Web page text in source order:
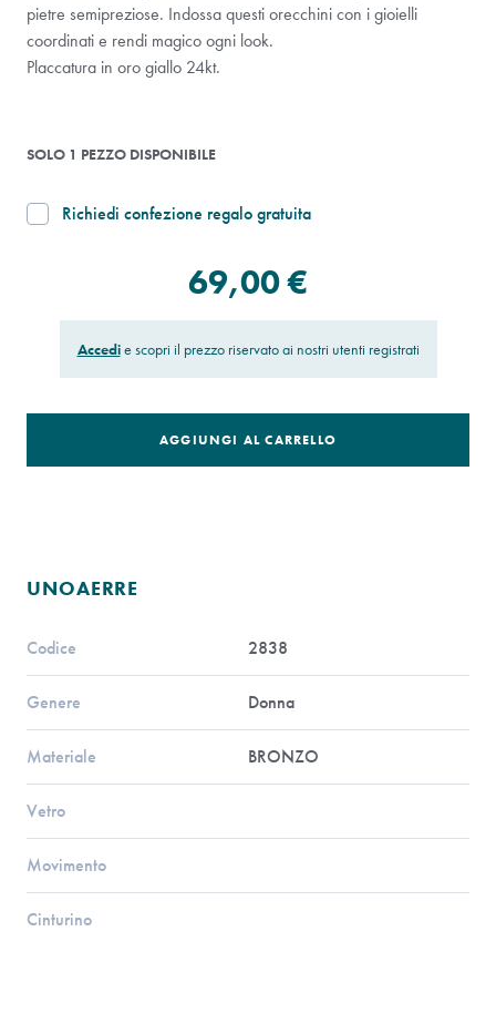
pietre semipreziose. Indossa questi orecchini con i gioielli
coordinati e rendi magico ogni look.
Placcatura in oro giallo 24kt.
SOLO 1 PEZZO DISPONIBILE
Richiedi confezione regalo gratuita
69,00 €
Accedie scopri il prezzo riservato ai nostri utenti registrati
AGGIUNGI AL CARRELLO
UNOAERRE
Codice 2838
Genere Donna
Materiale BRONZO
Vetro
Movimento
Cinturino